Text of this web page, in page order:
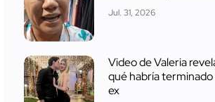
Jul. 31, 2026
Video de Valeria
qué habría terminado
ex